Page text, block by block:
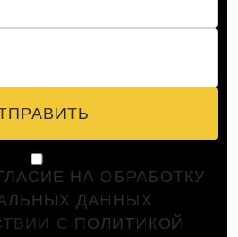
НА ОБРАБОТКУ
ДАННЫХ
С ПОЛИТИКОЙ